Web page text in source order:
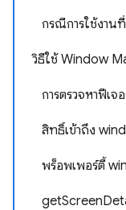
กรณีการใช้งาน
วิธีใช้ Window
การตรวจหาฟีเจ
สิทธิ์เข้าถึง
พร็อพเพอร์ตี้